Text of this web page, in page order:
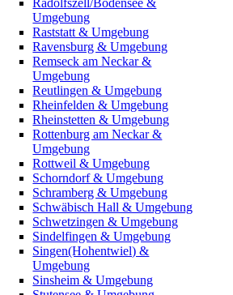
Radolfszell/Bodensee &
Umgebung
Raststatt & Umgebung
Ravensburg & Umgebung
Remseck am Neckar &
Umgebung
Reutlingen & Umgebung
Rheinfelden & Umgebung
Rheinstetten & Umgebung
Rottenburg am Neckar &
Umgebung
Rottweil & Umgebung
Schorndorf & Umgebung
Schramberg & Umgebung
Schwäbisch Hall & Umgebung
Schwetzingen & Umgebung
Sindelfingen & Umgebung
Singen(Hohentwiel) &
Umgebung
Sinsheim & Umgebung